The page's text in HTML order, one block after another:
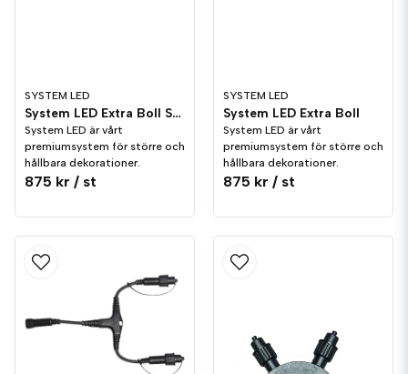
SYSTEM LED
System LED Extra Boll Svart
System LED är vårt
premiumsystem för större och
hållbara dekorationer.
875 kr / st
SYSTEM LED
System LED Extra Boll
System LED är vårt
premiumsystem för större och
hållbara dekorationer.
875 kr / st